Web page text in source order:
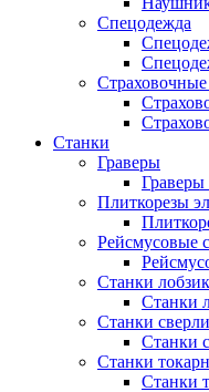
Спецодежда
Станки
Граверы
Плиткорезы
Рейсмусовые
Станки
Станки
Станки
Станки
Станки
Станки